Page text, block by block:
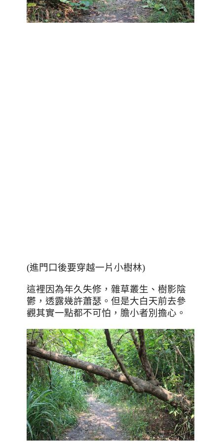
(進門口後要穿越一片小樹林)
這裡因為年久失修，雜草叢生、 樹影陰
鬱 ，透露幾許蕭瑟。但是大白天前去參
觀其實一點都不可怕，膽小者別擔心。